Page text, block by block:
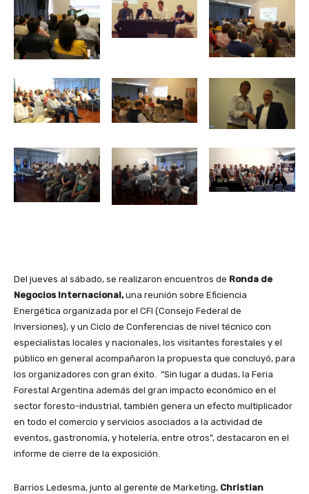
Del jueves al sábado, se realizaron encuentros de Ronda de
Negocios Internacional,una reunión sobre Eficiencia
Energética organizada por el CFI (Consejo Federal de
Inversiones), y un Ciclo de Conferencias de nivel técnico con
especialistas locales y nacionales, los visitantes forestales y el
público en general acompañaron la propuesta que concluyó, para
los organizadores con gran éxito. “Sin lugar a dudas, la Feria
Forestal Argentina además del gran impacto económico en el
sector foresto-industrial, también genera un efecto multiplicador
en todo el comercio y servicios asociados a la actividad de
eventos, gastronomía, y hotelería, entre otros”, destacaron en el
informe de cierre de la exposición.
Barrios Ledesma, junto al gerente de Marketing, Christian